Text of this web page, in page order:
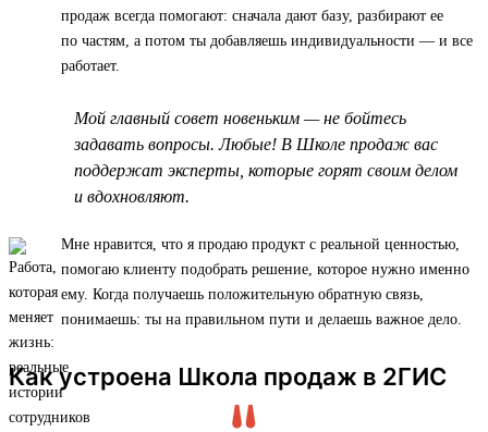
продаж всегда помогают: сначала дают базу, разбирают ее
по частям, а потом ты добавляешь индивидуальности — и все
работает.
Мой главный совет новеньким — не бойтесь
задавать вопросы. Любые! В Школе продаж вас
поддержат эксперты, которые горят своим делом
и вдохновляют.
Мне нравится, что я продаю продукт с реальной ценностью,
помогаю клиенту подобрать решение, которое нужно именно
ему. Когда получаешь положительную обратную связь,
понимаешь: ты на правильном пути и делаешь важное дело.
Как устроена Школа продаж в 2ГИС